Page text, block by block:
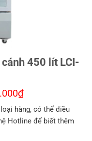
450 lít LCI-
₫
hàng, có thể điều
Hotline để biết thêm